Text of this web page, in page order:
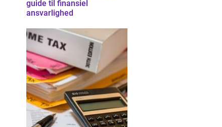
guide til finansiel
ansvarlighed